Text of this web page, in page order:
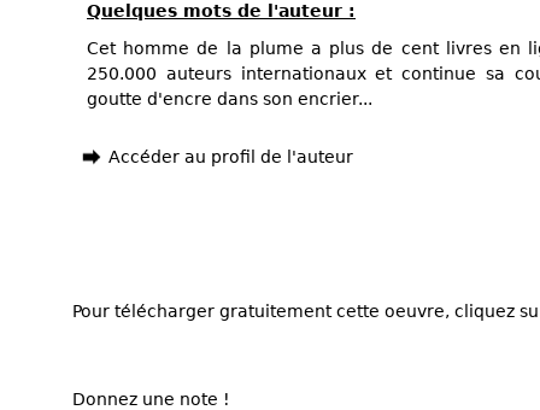
Quelques mots de l'auteur :
Cet homme de la plume a plus de cent livres en
250.000 auteurs internationaux et continue sa
goutte d'encre dans son encrier...
Accéder au profil de l'auteur
Pour télécharger gratuitement cette oeuvre, cliquez
Donnez une note !